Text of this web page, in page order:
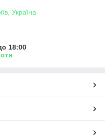
Україна
18:00